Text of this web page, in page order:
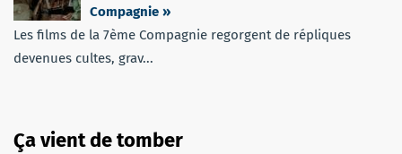
Compagnie »
Les films de la 7ème Compagnie regorgent de répliques
devenues cultes, grav...
Ça vient de tomber